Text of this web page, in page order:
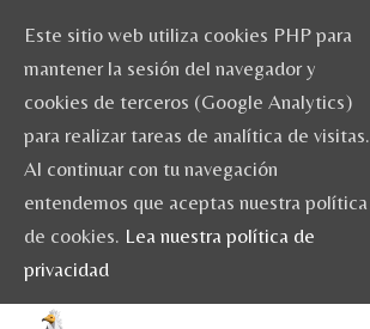
Este sitio web utiliza cookies PHP para
mantener la sesión del navegador y
cookies de terceros (Google Analytics)
para realizar tareas de analítica de visitas.
Al continuar con tu navegación
entendemos que aceptas nuestra política
de cookies. Lea nuestra política de
privacidad